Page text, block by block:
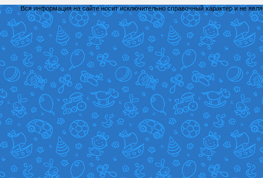
Вся информация на сайте носит исключительно справочный характер и не